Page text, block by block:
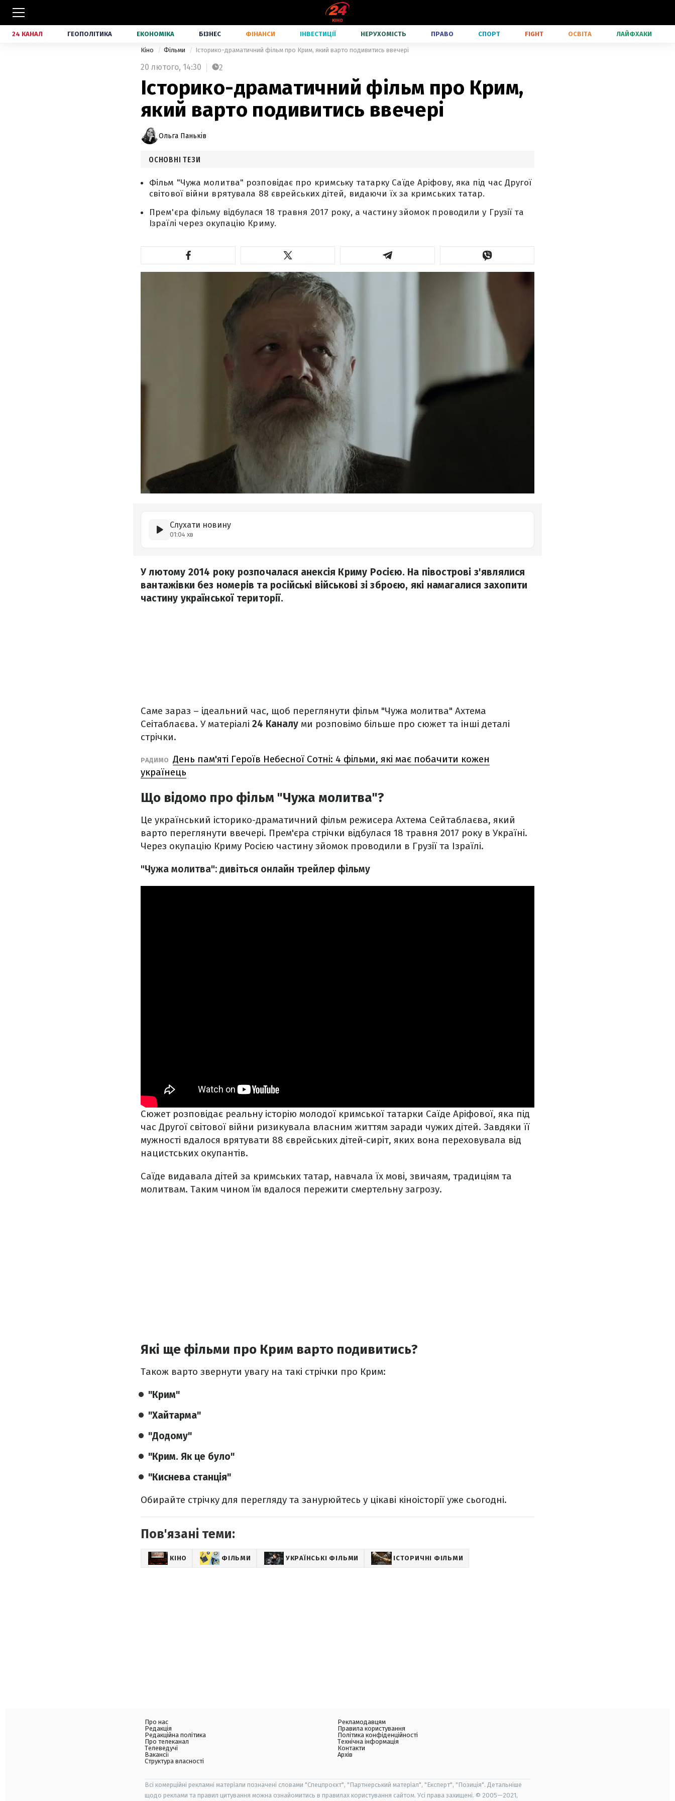
24 КАНАЛ ГЕОПОЛІТИКА ЕКОНОМІКА БІЗНЕС ФІНАНСИ ІНВЕСТИЦІЇ НЕРУХОМІСТЬ ПРАВО СПОРТ FIGHT ОСВІТА ЛАЙФХАКИ
Кіно Фільми Історико-драматичний фільм про Крим, який варто подивитись ввечері
20 лютого, 14:30 2
Історико-драматичний фільм про Крим,
який варто подивитись ввечері
Ольга Паньків
ОСНОВНІ ТЕЗИ
Фільм "Чужа молитва" розповідає про кримську татарку Саїде Аріфову, яка під час Другої
світової війни врятувала 88 єврейських дітей, видаючи їх за кримських татар.
Прем'єра фільму відбулася 18 травня 2017 року, а частину зйомок проводили у Грузії та
Ізраїлі через окупацію Криму.
Слухати новину
01:04 хв
У лютому 2014 року розпочалася анексія Криму Росією. На півострові з'являлися
вантажівки без номерів та російські військові зі зброєю, які намагалися захопити
частину української території.
Саме зараз – ідеальний час, щоб переглянути фільм "Чужа молитва" Ахтема
Сеітаблаєва. У матеріалі 24 Каналу ми розповімо більше про сюжет та інші деталі
стрічки.
РАДИМО День пам'яті Героїв Небесної Сотні: 4 фільми, які має побачити кожен
українець
Що відомо про фільм "Чужа молитва"?
Це український історико-драматичний фільм режисера Ахтема Сейтаблаєва, який
варто переглянути ввечері. Прем'єра стрічки відбулася 18 травня 2017 року в Україні.
Через окупацію Криму Росією частину зйомок проводили в Грузії та Ізраїлі.
"Чужа молитва": дивіться онлайн трейлер фільму
Сюжет розповідає реальну історію молодої кримської татарки Саїде Аріфової, яка під
час Другої світової війни ризикувала власним життям заради чужих дітей. Завдяки її
мужності вдалося врятувати 88 єврейських дітей‑сиріт, яких вона переховувала від
нацистських окупантів.
Саїде видавала дітей за кримських татар, навчала їх мові, звичаям, традиціям та
молитвам. Таким чином їм вдалося пережити смертельну загрозу.
Які ще фільми про Крим варто подивитись?
Також варто звернути увагу на такі стрічки про Крим:
"Крим"
"Хайтарма"
"Додому"
"Крим. Як це було"
"Киснева станція"
Обирайте стрічку для перегляду та занурюйтесь у цікаві кіноісторії уже сьогодні.
Пов'язані теми:
КІНО ФІЛЬМИ УКРАЇНСЬКІ ФІЛЬМИ ІСТОРИЧНІ ФІЛЬМИ
Про нас
Редакція
Редакційна політика
Про телеканал
Телеведучі
Вакансії
Структура власності
Рекламодавцям
Правила користування
Політика конфіденційності
Технічна інформація
Контакти
Архів
Всі комерційні рекламні матеріали позначені словами "Спецпроєкт", "Партнерський матеріал", "Експерт", "Позиція". Детальніше
щодо реклами та правил цитування можна ознайомитись в правилах користування сайтом. Усі права захищені. © 2005—2021,